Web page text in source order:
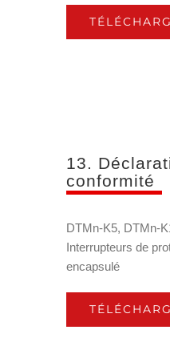
13.
conformité
DTMn-K5, DTMn-
Interrupteurs de
encapsulé